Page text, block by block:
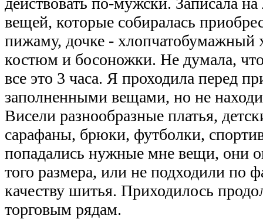
вещей, которые собиралась
пижаму, дочке - хлопчатобумажный
костюм и босоножки. Не думала,
все это 3 часа. Я проходила перед
заполненными вещами, но не
Висели разнообразные платья,
сарафаны, брюки, футболки,
попадались нужные мне вещи, они
того размера, или не подходили по
качеству шитья. Приходилось
торговым рядам.